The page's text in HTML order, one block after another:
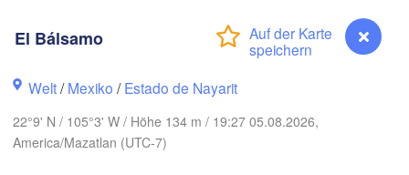
El Bálsamo
Welt/Mexiko /Estado de Nayarit
22°9' N / 105°3' W / Höhe 134 m / 19:27 05.08.2026,
America/Mazatlan (UTC-7)
Chihuahua